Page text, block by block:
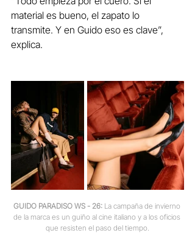
material es bueno, el zapato lo
transmite. Y en Guido eso es clave”,
explica.
GUIDO PARADISO WS - 26: La campaña de invierno
de la marca es un guiño al cine italiano y a los oficios
que resisten el paso del tiempo.